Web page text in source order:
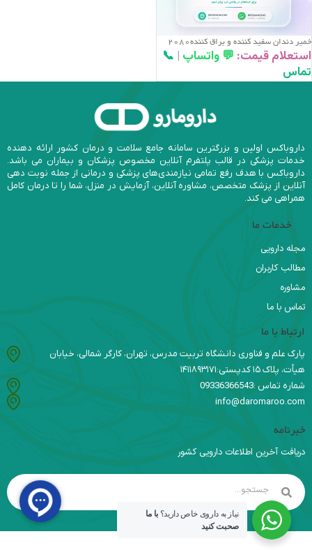
خمير دندان سفيد کننده و براق کننده2080
استعلام قیمت: 💬 واتساپ |
📞
تماس
داروباکس اولین و بزرگترین سامانه جامع سلامت و درمان کشور ارائه دهنده
خدمات پزشکی در قالب پلتفرم آنلاین مخصوص پزشکان و بیماران می باشد.
داروباکس با هدف رفع تمامی نیازمندی‌های پزشکی و درمانی از جمله نوبت دهی
آنلاین از پزشک متخصص، مشاوره آنلاین، آزمایش در منزل، شما را تا درمان کامل
همراهی می کند.
خدمات ما
مجله دارویی
مطالب کاربران
مشاوره
تماس با ما
ارتباط با ما
پارک علم و فناوری دانشگاه تربیت مدرس، تهران، کارگر شمالی، خیابان
هیأت، پلاک ۱۵ کدپستی:۱۴۱۱۸۹۳۱۷۱
شماره تماس :09336366543
info@daromaroo.com
خبرنامه
دریافت آخرین اطلاعات دارویی کشور
نیاز به داروی خاص دارید؟ با ما
صحبت کنید